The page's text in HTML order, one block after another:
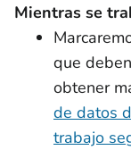
Mientras se
que
obtener
de datos
trabajo